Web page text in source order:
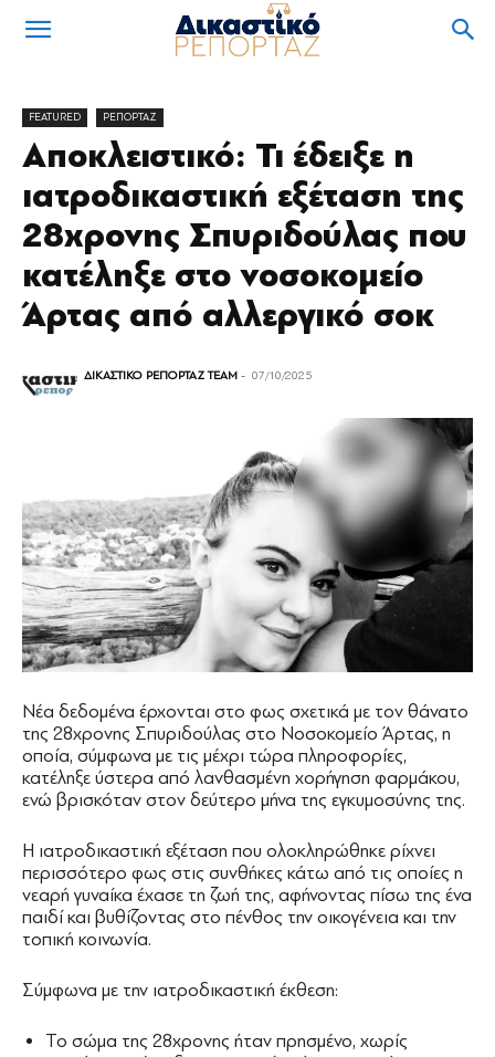
FEATURED ΡΕΠΟΡΤΑΖ
Αποκλειστικό: Τι έδειξε η
ιατροδικαστική εξέταση της
28χρονης Σπυριδούλας που
κατέληξε στο νοσοκομείο
Άρτας από αλλεργικό σοκ
ΔΙΚΑΣΤΙΚΟ ΡΕΠΟΡΤΑΖ TEAM - 07/10/2025
Νέα δεδομένα έρχονται στο φως σχετικά με τον θάνατο
της 28χρονης Σπυριδούλας στο Νοσοκομείο Άρτας, η
οποία, σύμφωνα με τις μέχρι τώρα πληροφορίες,
κατέληξε ύστερα από λανθασμένη χορήγηση φαρμάκου,
ενώ βρισκόταν στον δεύτερο μήνα της εγκυμοσύνης της.
Η ιατροδικαστική εξέταση που ολοκληρώθηκε ρίχνει
περισσότερο φως στις συνθήκες κάτω από τις οποίες η
νεαρή γυναίκα έχασε τη ζωή της, αφήνοντας πίσω της ένα
παιδί και βυθίζοντας στο πένθος την οικογένεια και την
τοπική κοινωνία.
Σύμφωνα με την ιατροδικαστική έκθεση:
Το σώμα της 28χρονης ήταν πρησμένο, χωρίς